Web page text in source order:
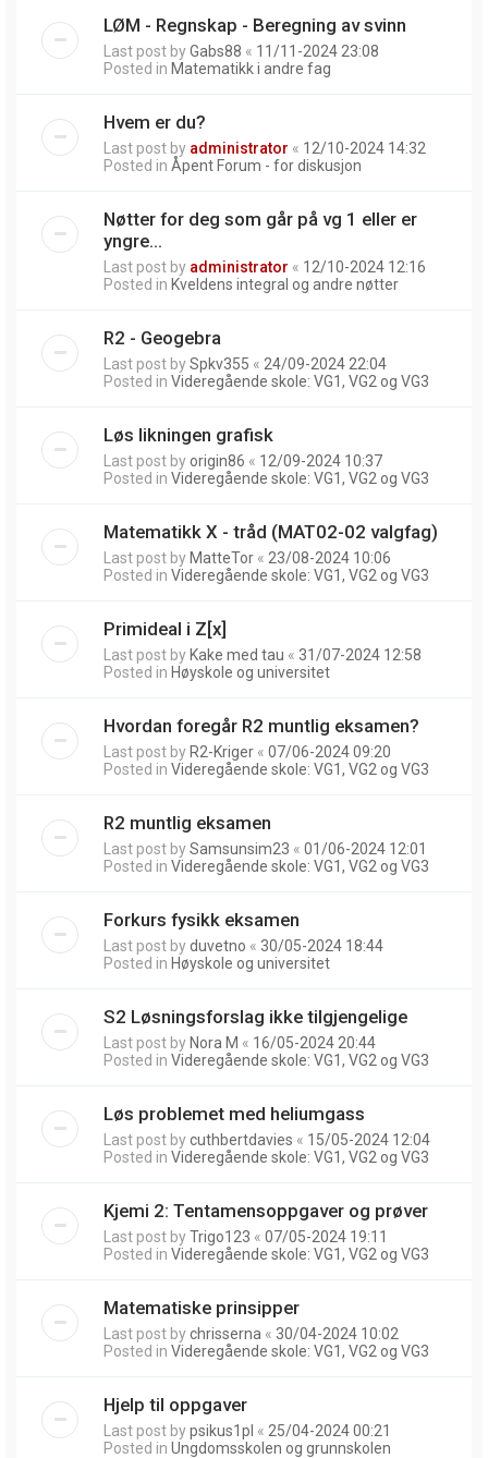
LØM - Regnskap - Beregning av svinn
Last post byGabs88 « 11/11-2024 23:08
Posted in Matematikk i andre fag
Hvem er du?
Last post by administrator « 12/10-2024 14:32
Posted in Åpent Forum - for diskusjon
Nøtter for deg som går på vg 1 eller er
yngre...
Last post by administrator « 12/10-2024 12:16
Posted in Kveldens integral og andre nøtter
R2 - Geogebra
Last post bySpkv355 « 24/09-2024 22:04
Posted in Videregående skole: VG1, VG2 og VG3
Løs likningen grafisk
Last post byorigin86 « 12/09-2024 10:37
Posted in Videregående skole: VG1, VG2 og VG3
Matematikk X - tråd (MAT02-02 valgfag)
Last post by MatteTor « 23/08-2024 10:06
Posted in Videregående skole: VG1, VG2 og VG3
Primideal i Z[x]
Last post by Kake med tau « 31/07-2024 12:58
Posted in Høyskole og universitet
Hvordan foregår R2 muntlig eksamen?
Last post by R2-Kriger « 07/06-2024 09:20
Posted in Videregående skole: VG1, VG2 og VG3
R2 muntlig eksamen
Last post bySamsunsim23 « 01/06-2024 12:01
Posted in Videregående skole: VG1, VG2 og VG3
Forkurs fysikk eksamen
Last post byduvetno « 30/05-2024 18:44
Posted in Høyskole og universitet
S2 Løsningsforslag ikke tilgjengelige
Last post by Nora M « 16/05-2024 20:44
Posted in Videregående skole: VG1, VG2 og VG3
Løs problemet med heliumgass
Last post bycuthbertdavies « 15/05-2024 12:04
Posted in Videregående skole: VG1, VG2 og VG3
Kjemi 2: Tentamensoppgaver og prøver
Last post byTrigo123 « 07/05-2024 19:11
Posted in Videregående skole: VG1, VG2 og VG3
Matematiske prinsipper
Last post bychrisserna « 30/04-2024 10:02
Posted in Videregående skole: VG1, VG2 og VG3
Hjelp til oppgaver
Last post bypsikus1pl « 25/04-2024 00:21
Posted in Ungdomsskolen og grunnskolen